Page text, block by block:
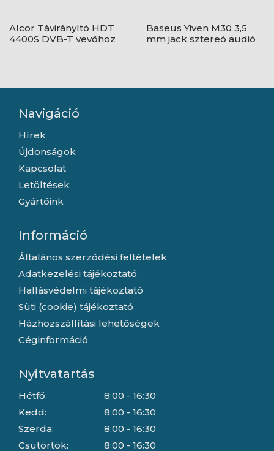
Alcor Távirányító HDT
4400S DVB-T vevőhöz
Baseus Yiven M30 3,5
mm jack sztereó audió
Navigáció
Hírek
Újdonságok
Kapcsolat
Letöltések
Gyártóink
Információ
Általános szerződési feltételek
Adatkezelési tájékoztató
Hallásvédelmi tájékoztató
Süti (cookie) tájékoztató
Házhozszállítási lehetőségek
Céginformáció
Nyitvatartás
Hétfő:
Kedd:
Szerda:
Csütörtök:
8:00 - 16:30
8:00 - 16:30
8:00 - 16:30
8:00 - 16:30